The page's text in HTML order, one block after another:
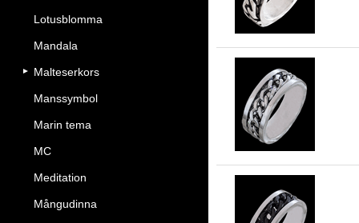
Lotusblomma
Mandala
Malteserkors
Manssymbol
Marin tema
MC
Meditation
Mångudinna